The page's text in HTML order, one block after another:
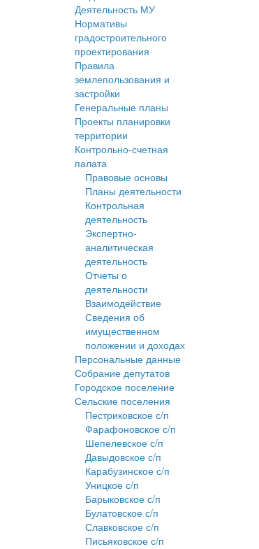
Деятельность МУ
Нормативы
градостроительного
проектирования
Правила
землепользования и
застройки
Генеральные планы
Проекты планировки
территории
Контрольно-счетная
палата
Правовые основы
Планы деятельности
Контрольная
деятельность
Экспертно-
аналитическая
деятельность
Отчеты о
деятельности
Взаимодействие
Сведения об
имущественном
положении и доходах
Персональные данные
Собрание депутатов
Городское поселение
Сельские поселения
Пестриковское с/п
Фарафоновское с/п
Шепелевское с/п
Давыдовское с/п
Карабузинское с/п
Уницкое с/п
Барыковское с/п
Булатовское с/п
Славковское с/п
Письяковское с/п